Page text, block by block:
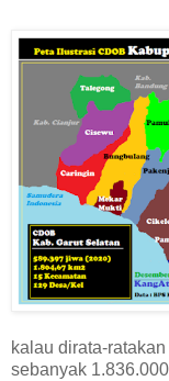
kalau dirata-
sebanyak